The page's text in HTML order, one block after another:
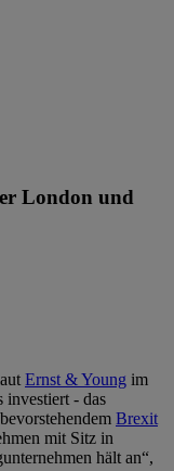
London und
Ernst & Young im
investiert - das
Brexit
mit Sitz in
hält an“,